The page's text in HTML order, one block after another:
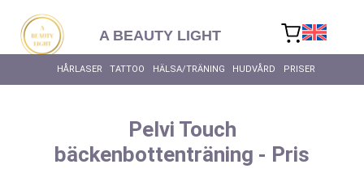
content
A BEAUTY LIGHT
HÅRLASER TATTOO HÄLSA/TRÄNING HUDVÅRD PRISER
Pelvi Touch
bäckenbottenträning - Pris